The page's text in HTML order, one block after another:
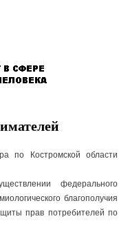
по Костромской области
федерального
благополучия
прав потребителей по